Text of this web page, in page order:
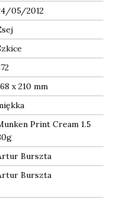
05/2012
x 210 mm
Print Cream 1.5
Burszta
Burszta